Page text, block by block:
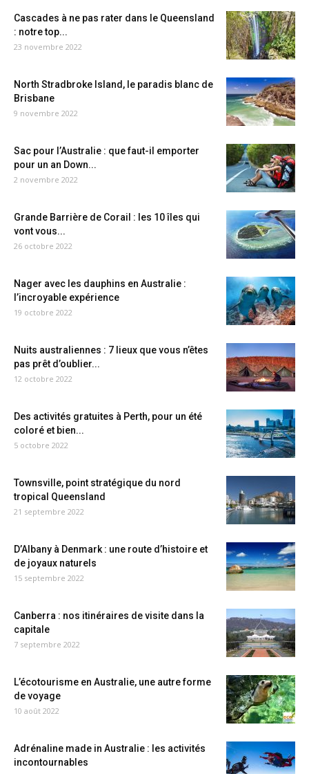
Cascades à ne pas rater dans le Queensland
: notre top...
23 novembre 2022
North Stradbroke Island, le paradis blanc de
Brisbane
9 novembre 2022
Sac pour l’Australie : que faut-il emporter
pour un an Down...
2 novembre 2022
Grande Barrière de Corail : les 10 îles qui
vont vous...
26 octobre 2022
Nager avec les dauphins en Australie :
l’incroyable expérience
19 octobre 2022
Nuits australiennes : 7 lieux que vous n’êtes
pas prêt d’oublier...
12 octobre 2022
Des activités gratuites à Perth, pour un été
coloré et bien...
5 octobre 2022
Townsville, point stratégique du nord
tropical Queensland
21 septembre 2022
D’Albany à Denmark : une route d’histoire et
de joyaux naturels
15 septembre 2022
Canberra : nos itinéraires de visite dans la
capitale
7 septembre 2022
L’écotourisme en Australie, une autre forme
de voyage
10 août 2022
Adrénaline made in Australie : les activités
incontournables